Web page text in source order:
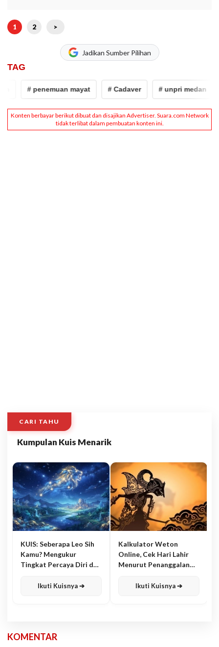
1 2 >
Jadikan Sumber Pilihan
TAG
# penemuan mayat # Cadaver # unpri medan
CARI TAHU
Kumpulan Kuis Menarik
KUIS: Seberapa Leo Sih
Kamu? Mengukur
Tingkat Percaya Diri dan
Ikuti Kuisnya ➔
Kalkulator Weton
Online, Cek Hari Lahir
Menurut Penanggalan
Ikuti Kuisnya ➔
KOMENTAR